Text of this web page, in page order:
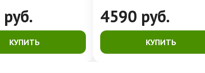
руб.
КУПИТЬ
4590 руб.
КУПИТЬ